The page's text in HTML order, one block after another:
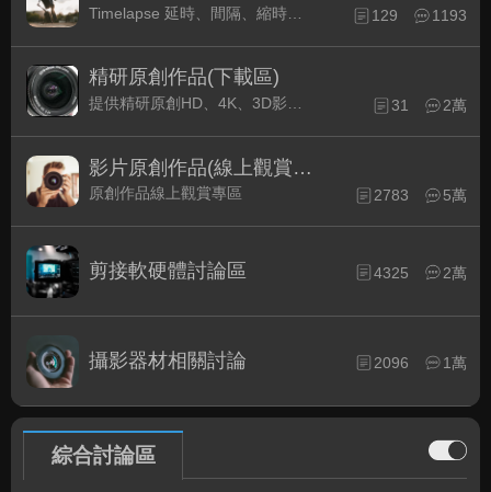
129 1193
精研原創作品(下載區)
提供精研原創HD、4K、3D影片作品下載專區 31 2萬
影片原創作品(線上觀賞區)
原創作品線上觀賞專區 2783 5萬
剪接軟硬體討論區 4325 2萬
攝影器材相關討論 2096 1萬
綜合討論區